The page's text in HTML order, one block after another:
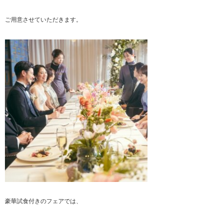
ご用意させていただきます。
豪華試食付きのフェアでは、